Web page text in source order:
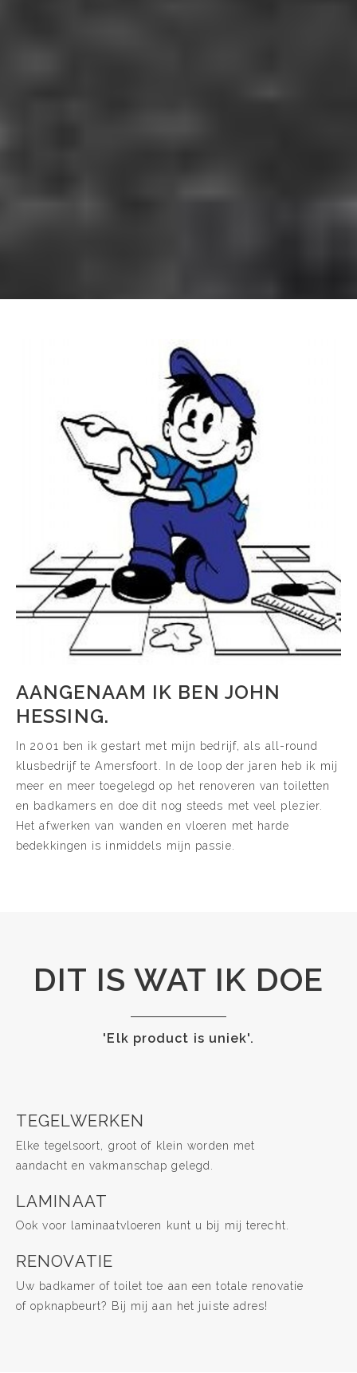
AANGENAAM IK BEN JOHN
HESSING.
In 2001 ben ik gestart met mijn bedrijf, als all-round
klusbedrijf te Amersfoort. In de loop der jaren heb ik mij
meer en meer toegelegd op het renoveren van toiletten
en badkamers en doe dit nog steeds met veel plezier.
Het afwerken van wanden en vloeren met harde
bedekkingen is inmiddels mijn passie.
DIT IS WAT IK DOE
'Elk product is uniek'.
TEGELWERKEN
Elke tegelsoort, groot of klein worden met
aandacht en vakmanschap gelegd.
LAMINAAT
Ook voor laminaatvloeren kunt u bij mij terecht.
RENOVATIE
Uw badkamer of toilet toe aan een totale renovatie
of opknapbeurt? Bij mij aan het juiste adres!